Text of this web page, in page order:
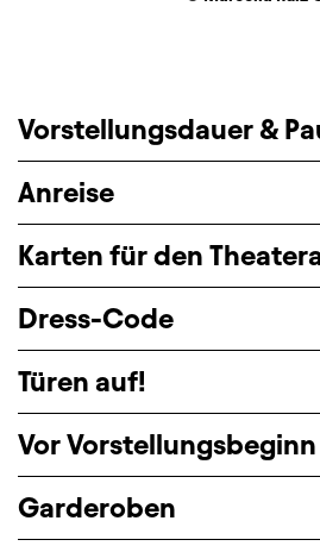
Vorstellungsdauer &
Anreise
Karten für den
Dress-Code
Türen auf!
Vor Vorstellungsbeginn
Garderoben